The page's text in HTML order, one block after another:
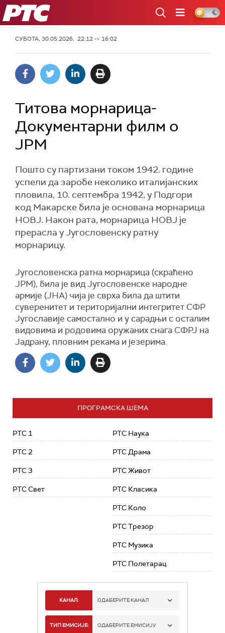
РТС
СУБОТА, 30.05.2026, 22:12 -> 16:02
Титова морнарица-
Документарни филм о
ЈРМ
Пошто су партизани током 1942. године
успели да заробе неколико италијанских
пловила, 10. септембра 1942, у Подгори
код Макарске била је основана морнарица
НОВЈ. Након рата, морнарица НОВЈ је
прерасла у Југословенску ратну
морнарицу.
Југословенска ратна морнарица (скраћено
ЈРМ), била је вид Југословенске народне
армије (ЈНА) чија је сврха била да штити
суверенитет и територијални интегритет СФР
Југославије самостално и у сарадњи с осталим
видовима и родовима оружаних снага СФРЈ на
Јадрану, пловним рекама и језерима.
ПРОГРАМСКА ШЕМА
РТС 1
РТС 2
РТС 3
РТС Свет
РТС Наука
РТС Драма
РТС Живот
РТС Класика
РТС Коло
РТС Трезор
РТС Музика
РТС Полетарац
КАНАЛ: ОДАБЕРИТЕ КАНАЛ
РТС 1
ТИП ЕМИСИЈЕ: ОДАБЕРИТЕ ЕМИСИЈУ